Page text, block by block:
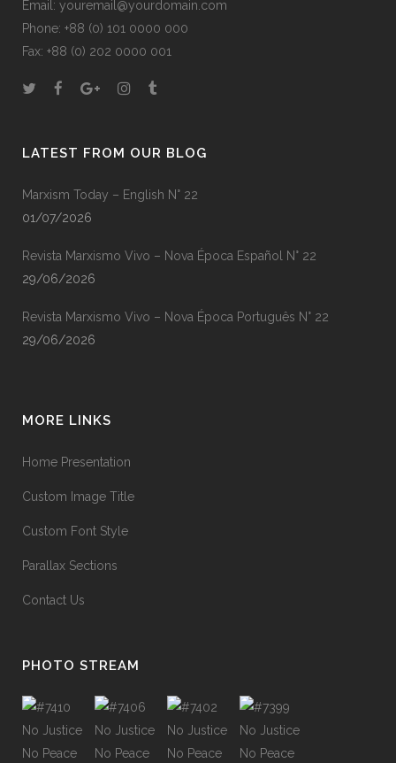
Email: youremail@yourdomain.com
Phone: +88 (0) 101 0000 000
Fax: +88 (0) 202 0000 001
LATEST FROM OUR BLOG
Marxism Today – English N° 22
01/07/2026
Revista Marxismo Vivo – Nova Época Español N° 22
29/06/2026
Revista Marxismo Vivo – Nova Época Português N° 22
29/06/2026
MORE LINKS
Home Presentation
Custom Image Title
Custom Font Style
Parallax Sections
Contact Us
PHOTO STREAM